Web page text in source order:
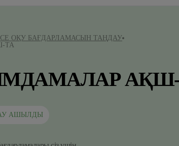
ОҚУ БАҒДАРЛАМАСЫН ТАҢДАУ
ТА
АШЫЛДЫ